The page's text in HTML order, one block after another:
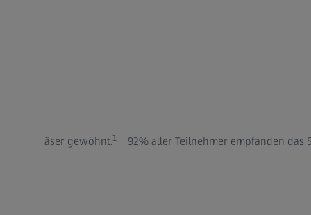
S Gläser gewöhnt.1 92% aller Teilnehmer empfanden das